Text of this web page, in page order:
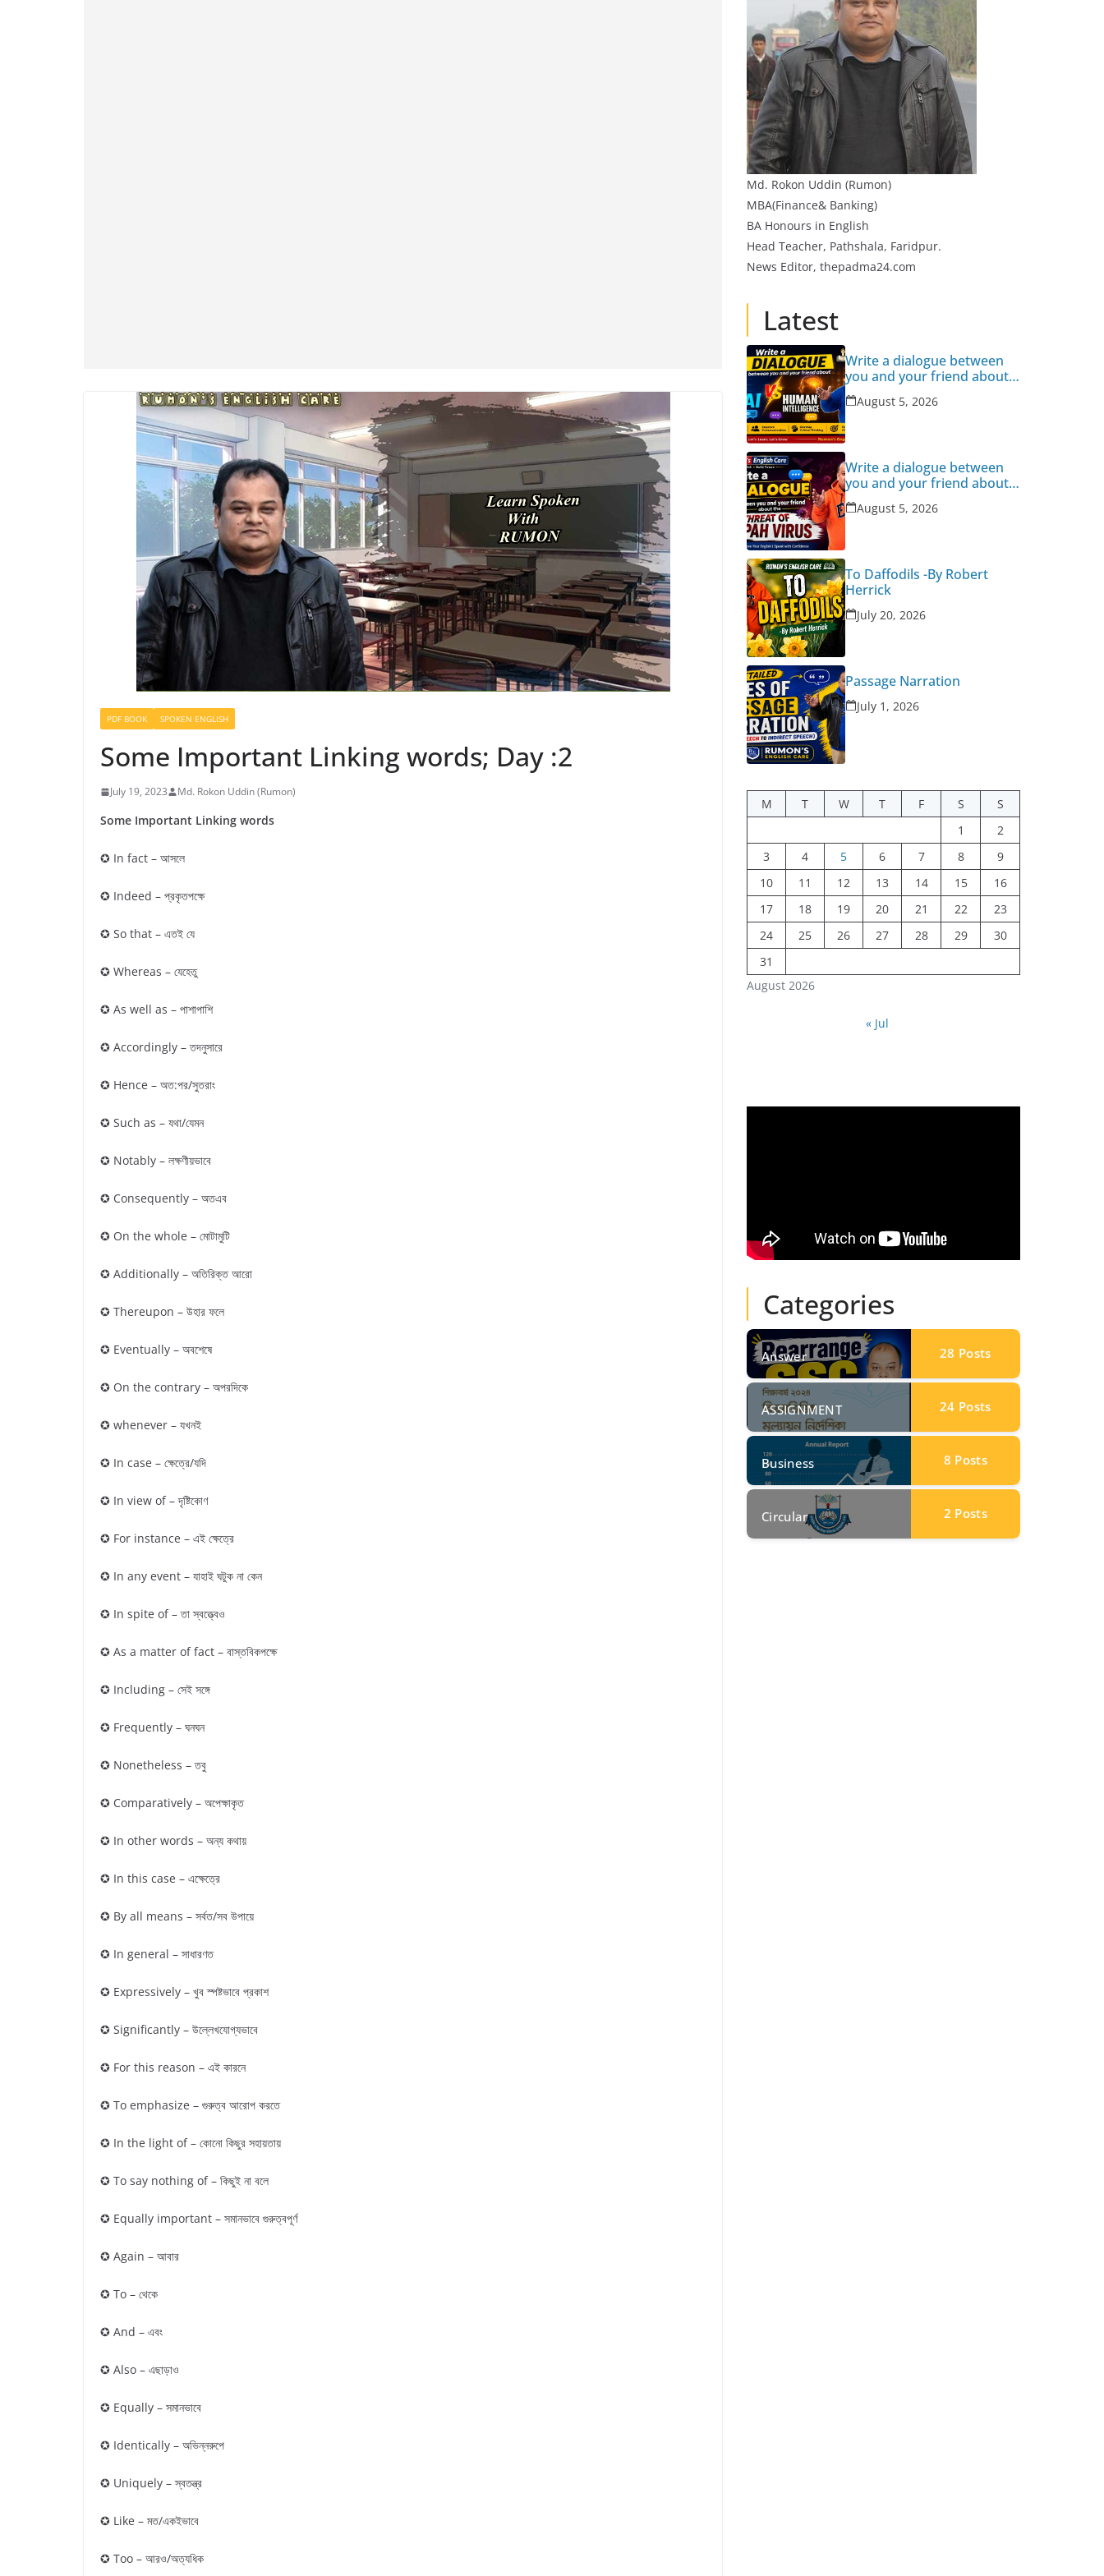
PDF BOOK SPOKEN ENGLISH
Some Important Linking words; Day :2
July 19, 2023 Md. Rokon Uddin (Rumon)
Some Important Linking words
✪ In fact – আসলে
✪ Indeed – প্রকৃতপক্ষে
✪ So that – এতই যে
✪ Whereas – যেহেতু
✪ As well as – পাশাপাশি
✪ Accordingly – তদনুসারে
✪ Hence – অত:পর/সুতরাং
✪ Such as – যথা/যেমন
✪ Notably – লক্ষণীয়ভাবে
✪ Consequently – অতএব
✪ On the whole – মোটামুটি
✪ Additionally – অতিরিক্ত আরো
✪ Thereupon – উহার ফলে
✪ Eventually – অবশেষে
✪ On the contrary – অপরদিকে
✪ whenever – যখনই
✪ In case – ক্ষেত্রে/যদি
✪ In view of – দৃষ্টিকোণ
✪ For instance – এই ক্ষেত্রে
✪ In any event – যাহাই ঘটুক না কেন
✪ In spite of – তা স্বত্ত্বেও
✪ As a matter of fact – বাস্তবিকপক্ষে
✪ Including – সেই সঙ্গে
✪ Frequently – ঘনঘন
✪ Nonetheless – তবু
✪ Comparatively – অপেক্ষাকৃত
✪ In other words – অন্য কথায়
✪ In this case – এক্ষেত্রে
✪ By all means – সর্বত/সব উপায়ে
✪ In general – সাধারণত
✪ Expressively – খুব স্পষ্টভাবে প্রকাশ
✪ Significantly – উল্লেখযোগ্যভাবে
✪ For this reason – এই কারনে
✪ To emphasize – গুরুত্ব আরোপ করতে
✪ In the light of – কোনো কিছুর সহায়তায়
✪ To say nothing of – কিছুই না বলে
✪ Equally important – সমানভাবে গুরুত্বপূর্ণ
✪ Again – আবার
✪ To – থেকে
✪ And – এবং
✪ Also – এছাড়াও
✪ Equally – সমানভাবে
✪ Identically – অভিন্নরুপে
✪ Uniquely – স্বতন্ত্র
✪ Like – মত/একইভাবে
✪ Too – আরও/অত্যধিক
Md. Rokon Uddin (Rumon)
MBA(Finance& Banking)
BA Honours in English
Head Teacher, Pathshala, Faridpur.
News Editor, thepadma24.com
Latest
Write a dialogue between
you and your friend about
Human Intelligence Vs AI
August 5, 2026
Write a dialogue between
you and your friend about
the threat of Nipah Virus
August 5, 2026
To Daffodils -By Robert
Herrick
July 20, 2026
Passage Narration
July 1, 2026
August 2026
M T W T F S
S
1
2
3
4 5 6 7 8
9
10
11 12 13 14 15
16
17
18 19 20 21 22
23
24
25 26 27 28 29
30
31
« Jul
Categories
Answer 28 Posts
ASSIGNMENT 24 Posts
Business 8 Posts
Circular 2 Posts